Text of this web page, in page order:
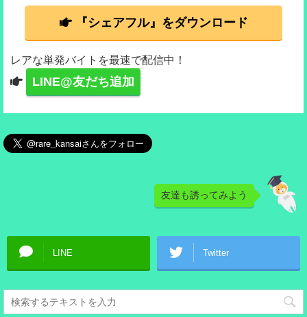
『シェアフル』をダウンロード
レアな単発バイトを最速で配信中！
LINE@友だち追加
友達も誘ってみよう
LINE Twitter